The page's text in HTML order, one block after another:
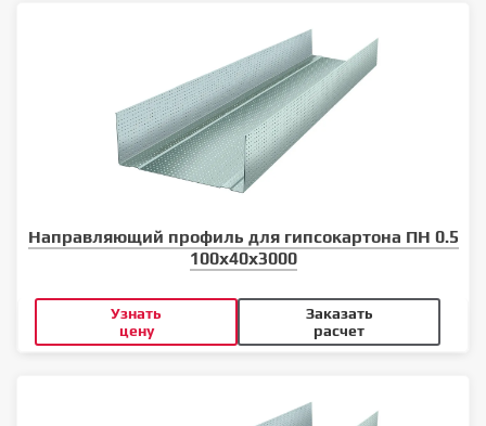
Направляющий профиль для гипсокартона ПН 0.5
100x40x3000
Узнать
цену
Заказать
расчет